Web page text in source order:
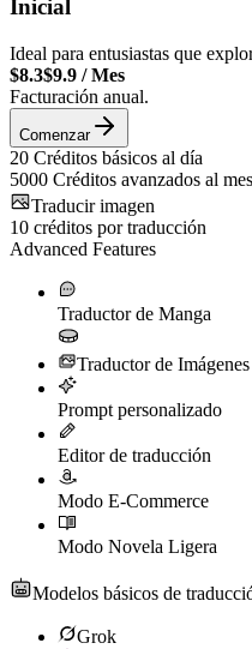
Inicial
Ideal para entusiastas que
$8.3$9.9 /Mes
Facturación anual.
Comenzar
20 Créditos básicos al día
5000 Créditos avanzados al mes
Traducir imagen
10 créditos por traducción
Advanced Features
Traductor de Manga
Traductor de
Prompt personalizado
Editor de traducción
Modo E-Commerce
Modo Novela Ligera
Modelos básicos de
Grok